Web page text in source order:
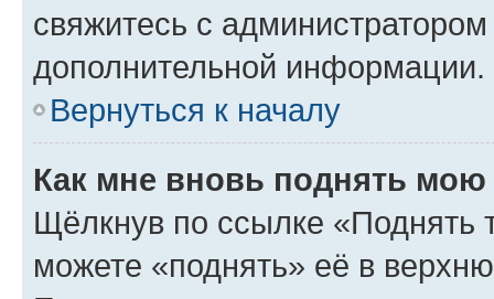
свяжитесь с
дополнительной информации.
Вернуться к началу
Как мне вновь поднять мою
Щёлкнув по ссылке «Поднять
можете «поднять» её в